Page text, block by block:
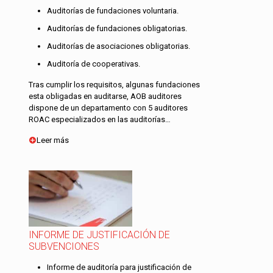
Auditorías de fundaciones voluntaria.
Auditorías de fundaciones obligatorias.
Auditorías de asociaciones obligatorias.
Auditoría de cooperativas.
Tras cumplir los requisitos, algunas fundaciones
esta obligadas en auditarse, AOB auditores
dispone de un departamento con 5 auditores
ROAC especializados en las auditorías…
Leer más
INFORME DE JUSTIFICACIÓN DE
SUBVENCIONES
Informe de auditoría para justificación de